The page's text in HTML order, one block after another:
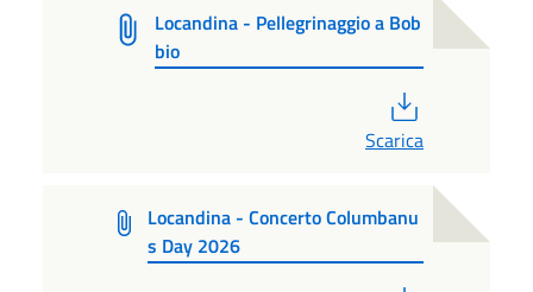
Locandina - Pellegrinaggio a Bob
bio
Scarica
Locandina - Concerto Columbanu
s Day 2026